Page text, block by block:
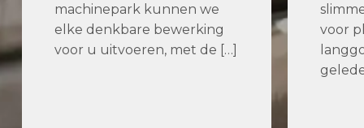
slimmere opslagsystemen
voor plaatwerk en
langgoed Enkele jaren
maat.